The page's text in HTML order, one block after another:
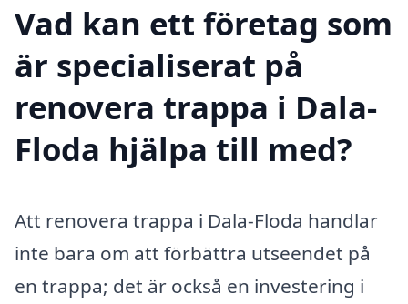
Vad kan ett företag som
är specialiserat på
renovera trappa i Dala-
Floda hjälpa till med?
Att renovera trappa i Dala-Floda handlar
inte bara om att förbättra utseendet på
en trappa; det är också en investering i